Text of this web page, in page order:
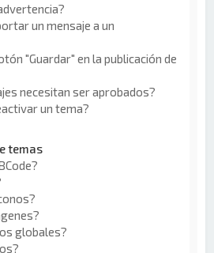
un mensaje a un
"Guardar" en la publicación de
necesitan ser aprobados?
un tema?
temas
globales?